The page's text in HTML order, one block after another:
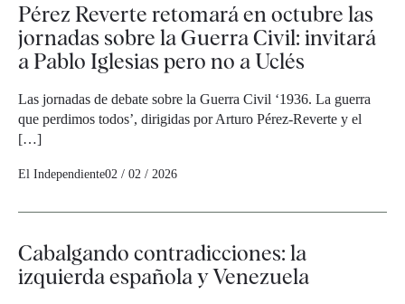
Pérez Reverte retomará en octubre las
jornadas sobre la Guerra Civil: invitará
a Pablo Iglesias pero no a Uclés
Las jornadas de debate sobre la Guerra Civil ‘1936. La guerra
que perdimos todos’, dirigidas por Arturo Pérez-Reverte y el
[…]
El Independiente02 / 02 / 2026
Cabalgando contradicciones: la
izquierda española y Venezuela